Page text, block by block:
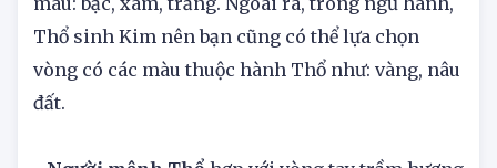
-Người mệnh Kimhợp với vòng trầm có các
màu: bạc, xám, trắng. Ngoài ra, trong ngũ hành,
Thổ sinh Kim nên bạn cũng có thể lựa chọn
vòng có các màu thuộc hành Thổ như: vàng, nâu